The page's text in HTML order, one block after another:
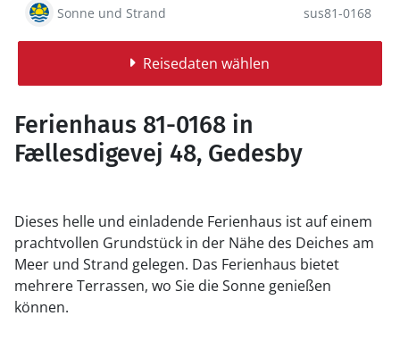
Sonne und Strand sus81-0168
Reisedaten wählen
Ferienhaus 81-0168 in
Fællesdigevej 48, Gedesby
Dieses helle und einladende Ferienhaus ist auf einem
prachtvollen Grundstück in der Nähe des Deiches am
Meer und Strand gelegen. Das Ferienhaus bietet
mehrere Terrassen, wo Sie die Sonne genießen
können.